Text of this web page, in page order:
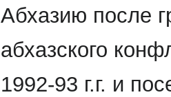
Абхазию после
абхазского
1992-93 г.г. и